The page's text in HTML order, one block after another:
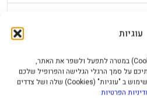
עוגיות
האתר עושה שימוש ב "עוגיות" (Cookies) במטרה לתפעל ולשפר את האתר,
על סמך הרגלי הגלישה והפרופיל שלכם
ולמטרות אנלטיות. חברת באג עושה שימוש ב "עוגיות" (Cookies) שלה ושל צדדים
הפרטיות
PS4 SONIC